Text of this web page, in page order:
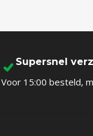
Supersnel
Voor 15:00 besteld,